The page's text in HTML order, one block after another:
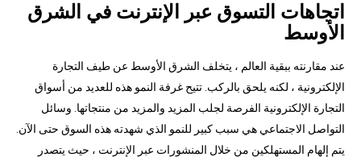
اتجاهات التسوق عبر الإنترنت في الشرق
الأوسط
عند مقارنته ببقية العالم ، يتخلف الشرق الأوسط عن طيف التجارة
الإلكترونية ، لكنه يلحق بالركب. تتيح غرفة النمو هذه للعديد من أسواق
التجارة الإلكترونية الفرصة لجلب المزيد والمزيد من منتجاتها. وسائل
التواصل الاجتماعي هي سبب كبير للنمو الذي شهدته هذه السوق حتى الآن.
يتم إلهام المستهلكين من خلال المنشورات عبر الإنترنت ، حيث يتصدر